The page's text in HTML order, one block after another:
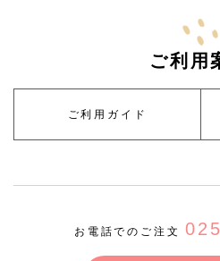
ご利用
ご利用ガイド
お電話でのご注文